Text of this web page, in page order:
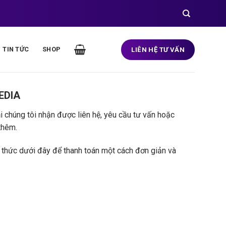
TIN TỨC SHOP LIÊN HỆ TƯ VẤN
tôi nhận được liên hệ, yêu cầu tư vấn hoặc
dưới đây để thanh toán một cách đơn giản và